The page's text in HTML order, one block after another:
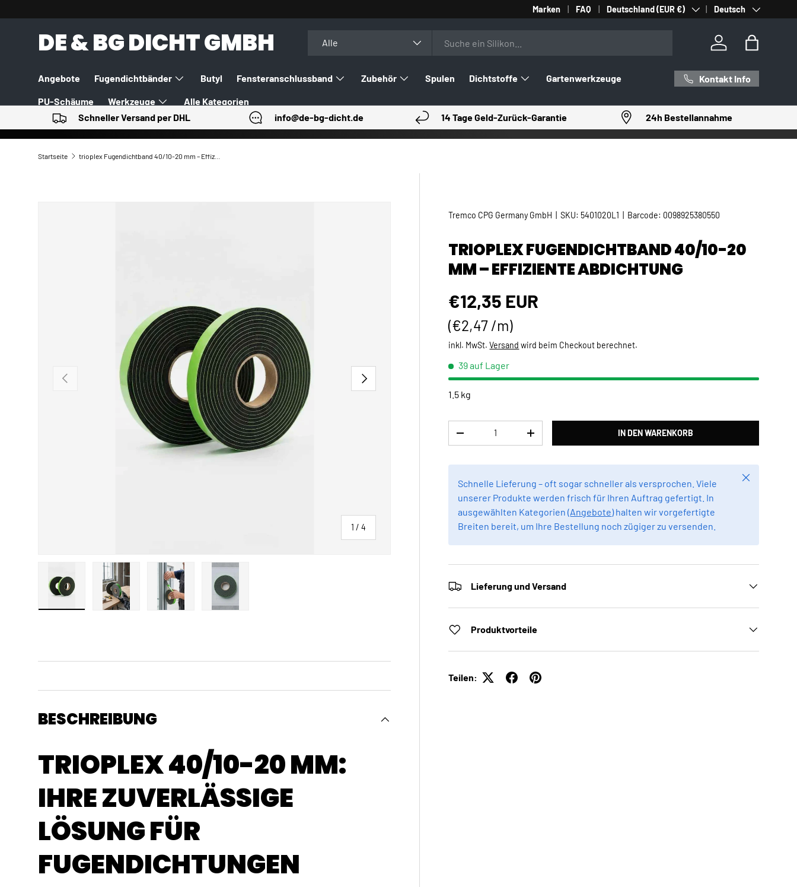
DIREKT ZUM INHALT
Marken FAQ Land/Region
Deutschland (EUR €) SpracheDeutsch
DE & BG DICHT GMBH Alle
Einloggen
Angebote Fugendichtbänder Butyl Fensteranschlussband Zubehör Spulen Dichtstoffe Gartenwerkzeuge
PU-Schäume Werkzeuge Alle Kategorien
Kontakt Info
Schneller Versand per DHL info@de-bg-dicht.de 14 Tage Geld-Zurück-Garantie 24h Bestellannahme
Startseite trioplex Fugendichtband 40/10-20 mm – Effiziente Abdichtung
VORHERIGE
1 /von
4
NÄCHSTE
Tremco CPG Germany GmbH |SKU: 5401020L1 Barcode: 0098925380550
TRIOPLEX FUGENDICHTBAND 40/10-20
MM – EFFIZIENTE ABDICHTUNG
Normaler Preis
€12,35 EUR
Grundpreis
€2,47 /m
inkl. MwSt.Versand wird beim Checkout berechnet.
39 auf Lager
1.5 kg
MENGE VERRINGERNMENGE ERHÖHEN IN DEN WARENKORB
Schnelle Lieferung – oft sogar schneller als versprochen. Viele
unserer Produkte werden frisch für Ihren Auftrag gefertigt. In
ausgewählten Kategorien (Angebote) halten wir vorgefertigte
Breiten bereit, um Ihre Bestellung noch zügiger zu versenden.
Schließen
Lieferung und Versand
Produktvorteile
Teilen:
BESCHREIBUNG
TRIOPLEX 40/10-20 MM:
IHRE ZUVERLÄSSIGE
LÖSUNG FÜR
FUGENDICHTUNGEN